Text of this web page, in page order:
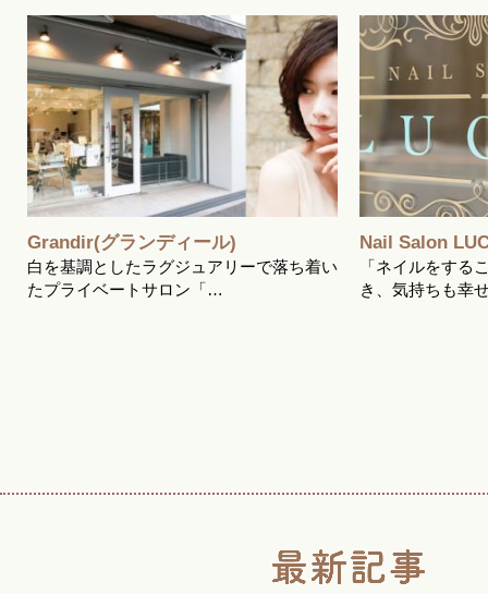
Grandir(グランディール)
白を基調としたラグジュアリーで落ち着い
たプライベートサロン「…
Nail Salon
「ネイルをする
き、気持ちも幸